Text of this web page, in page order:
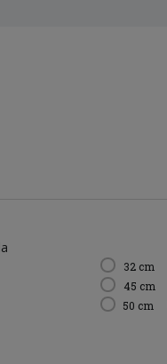
32 cm
45 cm
50 cm